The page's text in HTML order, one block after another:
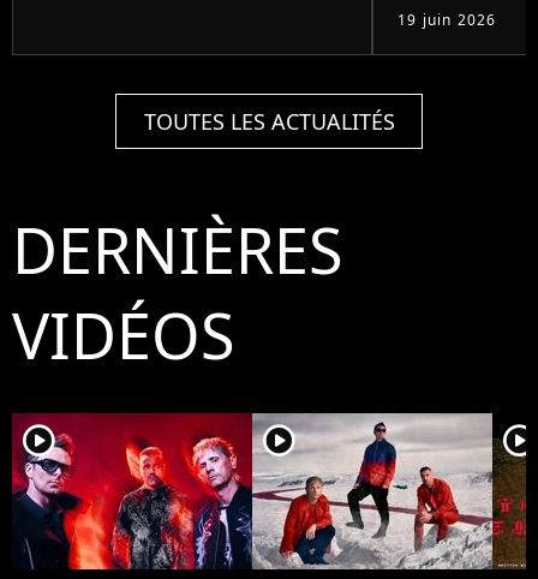
19 juin 2026
TOUTES LES ACTUALITÉS
DERNIÈRES
VIDÉOS
player2 player2 player2